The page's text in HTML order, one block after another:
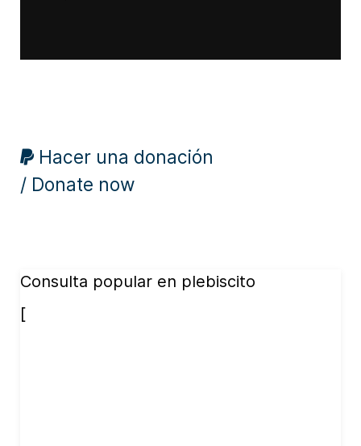
Hacer una donación
/ Donate now
Consulta popular en plebiscito
[